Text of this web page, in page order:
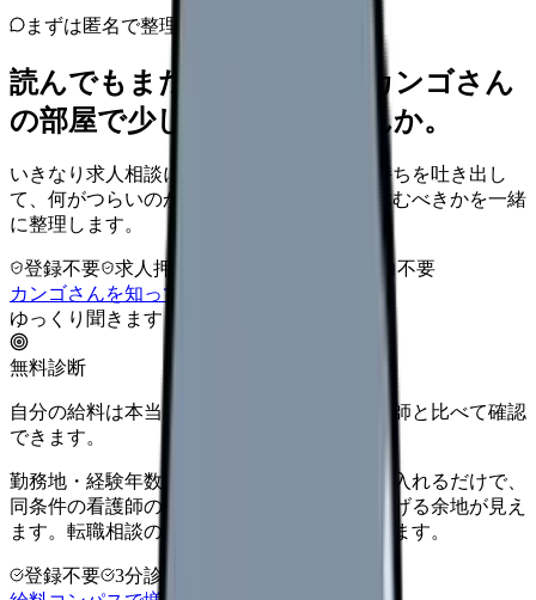
まずは匿名で整理
読んでもまだ苦しいなら、カンゴさん
の部屋で少し話してみませんか。
いきなり求人相談には進みません。今の気持ちを吐き出し
て、何がつらいのか、辞めるべきか、少し休むべきかを一緒
に整理します。
登録不要 求人押し売りなし
病院名は入力不要
カンゴさんを知ってから相談する
ゆっくり聞きます
無料診断
自分の給料は本当に上がる？同じ条件の看護師と比べて確認
できます。
勤務地・経験年数・施設タイプ・夜勤回数を入れるだけで、
同条件の看護師の中での現在地と、年収を上げる余地が見え
ます。転職相談の前に、まず数字で整理できます。
登録不要 3分診断